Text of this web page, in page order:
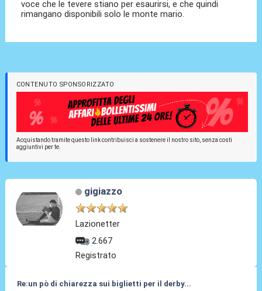
voce che le tevere stiano per esaurirsi, e che quindi
rimangano disponibili solo le monte mario.
CONTENUTO SPONSORIZZATO
Acquistando tramite questo link contribuisci a sostenere il nostro sito, senza costi
aggiuntivi per te.
gigiazzo
Lazionetter
2.667
Registrato
Re:un pò di chiarezza sui biglietti per il derby...